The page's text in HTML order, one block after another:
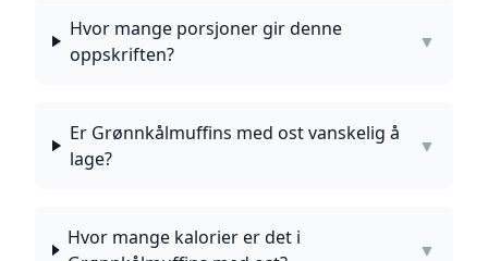
Hvor mange porsjoner gir denne
oppskriften?
▼
Er Grønnkålmuffins med ost vanskelig å
lage?
▼
Hvor mange kalorier er det i
▼